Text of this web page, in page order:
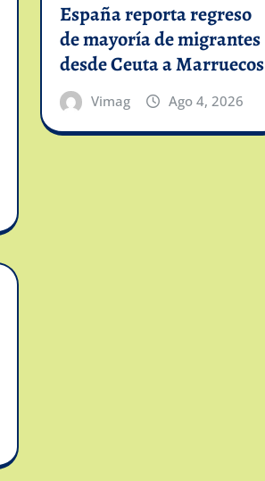
España reporta regreso
de mayoría de migrantes
desde Ceuta a Marruecos
Vimag Ago 4, 2026